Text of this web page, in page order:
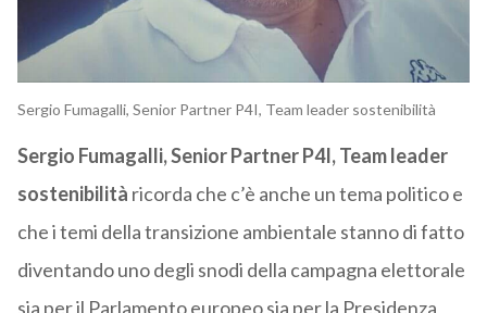
Sergio Fumagalli, Senior Partner P4I, Team leader sostenibilità
Sergio Fumagalli, Senior Partner P4I, Team leader
sostenibilità ricorda che c’è anche un tema politico e
che i temi della transizione ambientale stanno di fatto
diventando uno degli snodi della campagna elettorale
sia per il Parlamento europeo sia per la Presidenza